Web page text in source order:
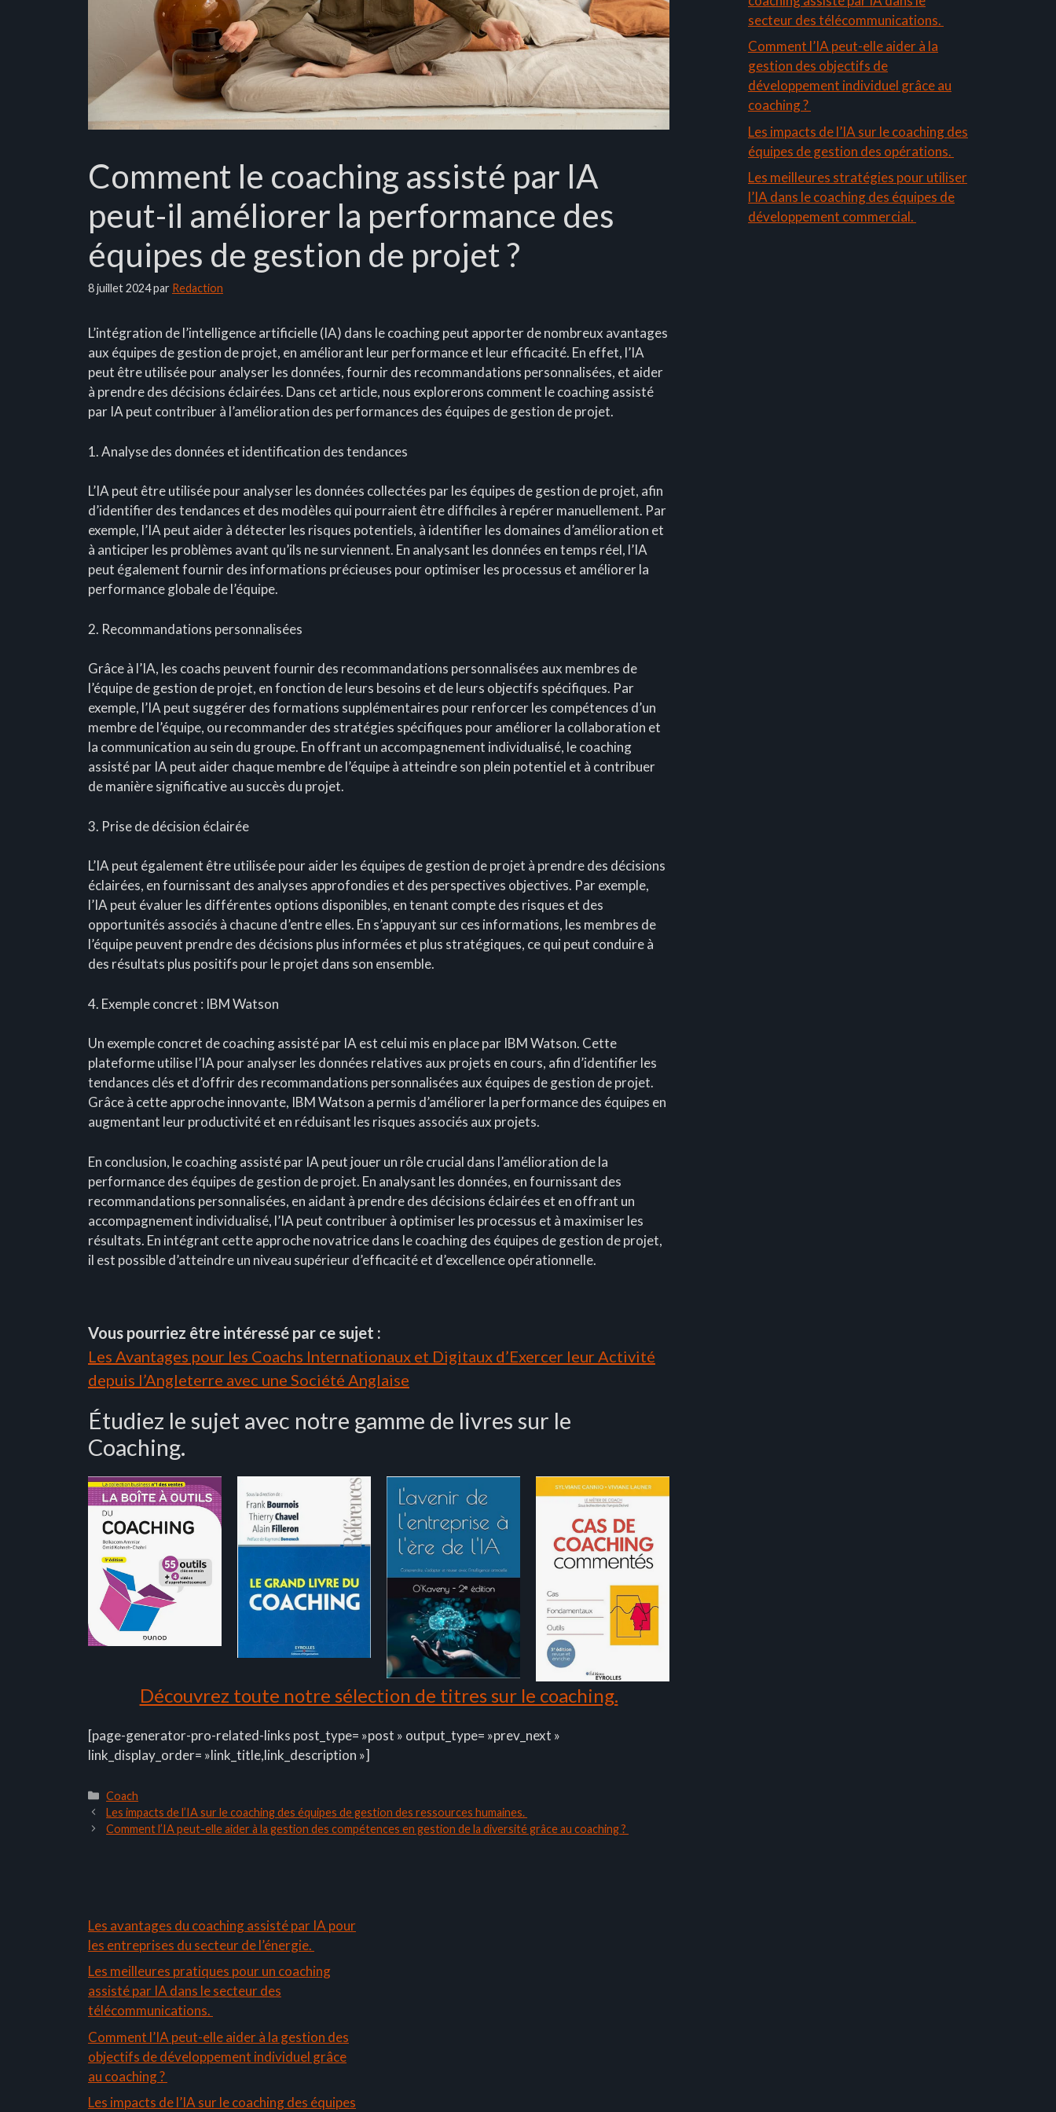
Comment le coaching assisté par IA
peut-il améliorer la performance des
équipes de gestion de projet ?
8 juillet 2024par Redaction
L’intégration de l’intelligence artificielle (IA) dans le coaching peut apporter de nombreux avantages
aux équipes de gestion de projet, en améliorant leur performance et leur efficacité. En effet, l’IA
peut être utilisée pour analyser les données, fournir des recommandations personnalisées, et aider
à prendre des décisions éclairées. Dans cet article, nous explorerons comment le coaching assisté
par IA peut contribuer à l’amélioration des performances des équipes de gestion de projet.
1. Analyse des données et identification des tendances
L’IA peut être utilisée pour analyser les données collectées par les équipes de gestion de projet, afin
d’identifier des tendances et des modèles qui pourraient être difficiles à repérer manuellement. Par
exemple, l’IA peut aider à détecter les risques potentiels, à identifier les domaines d’amélioration et
à anticiper les problèmes avant qu’ils ne surviennent. En analysant les données en temps réel, l’IA
peut également fournir des informations précieuses pour optimiser les processus et améliorer la
performance globale de l’équipe.
2. Recommandations personnalisées
Grâce à l’IA, les coachs peuvent fournir des recommandations personnalisées aux membres de
l’équipe de gestion de projet, en fonction de leurs besoins et de leurs objectifs spécifiques. Par
exemple, l’IA peut suggérer des formations supplémentaires pour renforcer les compétences d’un
membre de l’équipe, ou recommander des stratégies spécifiques pour améliorer la collaboration et
la communication au sein du groupe. En offrant un accompagnement individualisé, le coaching
assisté par IA peut aider chaque membre de l’équipe à atteindre son plein potentiel et à contribuer
de manière significative au succès du projet.
3. Prise de décision éclairée
L’IA peut également être utilisée pour aider les équipes de gestion de projet à prendre des décisions
éclairées, en fournissant des analyses approfondies et des perspectives objectives. Par exemple,
l’IA peut évaluer les différentes options disponibles, en tenant compte des risques et des
opportunités associés à chacune d’entre elles. En s’appuyant sur ces informations, les membres de
l’équipe peuvent prendre des décisions plus informées et plus stratégiques, ce qui peut conduire à
des résultats plus positifs pour le projet dans son ensemble.
4. Exemple concret : IBM Watson
Un exemple concret de coaching assisté par IA est celui mis en place par IBM Watson. Cette
plateforme utilise l’IA pour analyser les données relatives aux projets en cours, afin d’identifier les
tendances clés et d’offrir des recommandations personnalisées aux équipes de gestion de projet.
Grâce à cette approche innovante, IBM Watson a permis d’améliorer la performance des équipes en
augmentant leur productivité et en réduisant les risques associés aux projets.
En conclusion, le coaching assisté par IA peut jouer un rôle crucial dans l’amélioration de la
performance des équipes de gestion de projet. En analysant les données, en fournissant des
recommandations personnalisées, en aidant à prendre des décisions éclairées et en offrant un
accompagnement individualisé, l’IA peut contribuer à optimiser les processus et à maximiser les
résultats. En intégrant cette approche novatrice dans le coaching des équipes de gestion de projet,
il est possible d’atteindre un niveau supérieur d’efficacité et d’excellence opérationnelle.
Vous pourriez être intéressé par ce sujet :
Les Avantages pour les Coachs Internationaux et Digitaux d’Exercer leur Activité
depuis l’Angleterre avec une Société Anglaise
Étudiez le sujet avec notre gamme de livres sur le
Coaching.
Découvrez toute notre sélection de titres sur le coaching.
[page-generator-pro-related-links post_type= »post » output_type= »prev_next »
link_display_order= »link_title,link_description »]
Catégories
Coach
Les impacts de l’IA sur le coaching des équipes de gestion des ressources humaines.
Comment l’IA peut-elle aider à la gestion des compétences en gestion de la diversité grâce au coaching ?
secteur des télécommunications.
Comment l’IA peut-elle aider à la
gestion des objectifs de
développement individuel grâce au
coaching ?
Les impacts de l’IA sur le coaching des
équipes de gestion des opérations.
Les meilleures stratégies pour utiliser
l’IA dans le coaching des équipes de
développement commercial.
Les avantages du coaching assisté par IA pour
les entreprises du secteur de l’énergie.
Les meilleures pratiques pour un coaching
assisté par IA dans le secteur des
télécommunications.
Comment l’IA peut-elle aider à la gestion des
objectifs de développement individuel grâce
au coaching ?
Les impacts de l’IA sur le coaching des équipes